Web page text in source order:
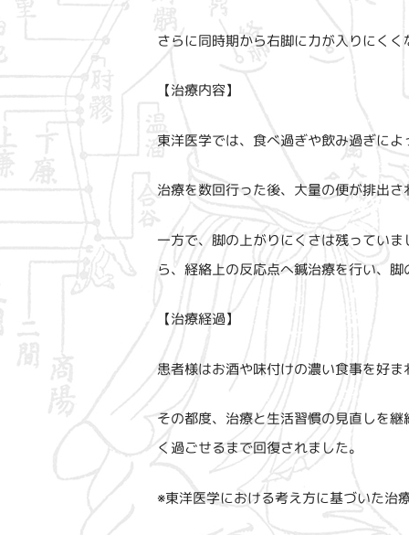
さらに同時期から右脚に力が入りにく
【治療内容】
東洋医学では、食べ過ぎや飲み過ぎに
治療を数回行った後、大量の便が排出
一方で、脚の上がりにくさは残ってい
ら、経絡上の反応点へ鍼治療を行い、
【治療経過】
患者様はお酒や味付けの濃い食事を好
その都度、治療と生活習慣の見直しを
く過ごせるまで回復されました。
※東洋医学における考え方に基づいた治